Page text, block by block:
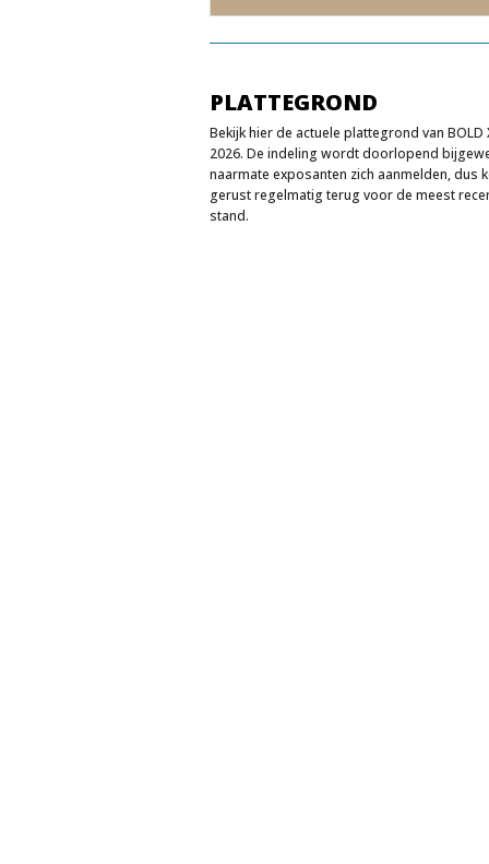
PLATTEGROND
Bekijk hier de actuele plattegrond van BOLD
2026. De indeling wordt doorlopend
naarmate exposanten zich aanmelden, dus
gerust regelmatig terug voor de meest
stand.